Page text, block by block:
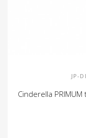
JP-
Cinderella